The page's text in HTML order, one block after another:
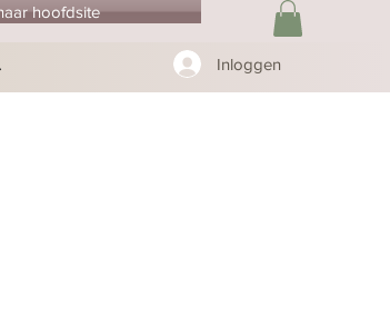
hoofdsite
Inloggen